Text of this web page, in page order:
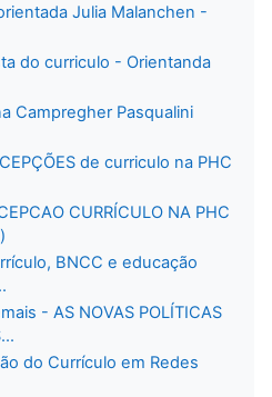
Julia Malanchen -
do curriculo - Orientanda
Campregher Pasqualini
de curriculo na PHC
CURRÍCULO NA PHC
BNCC e educação
- AS NOVAS POLÍTICAS
do Currículo em Redes